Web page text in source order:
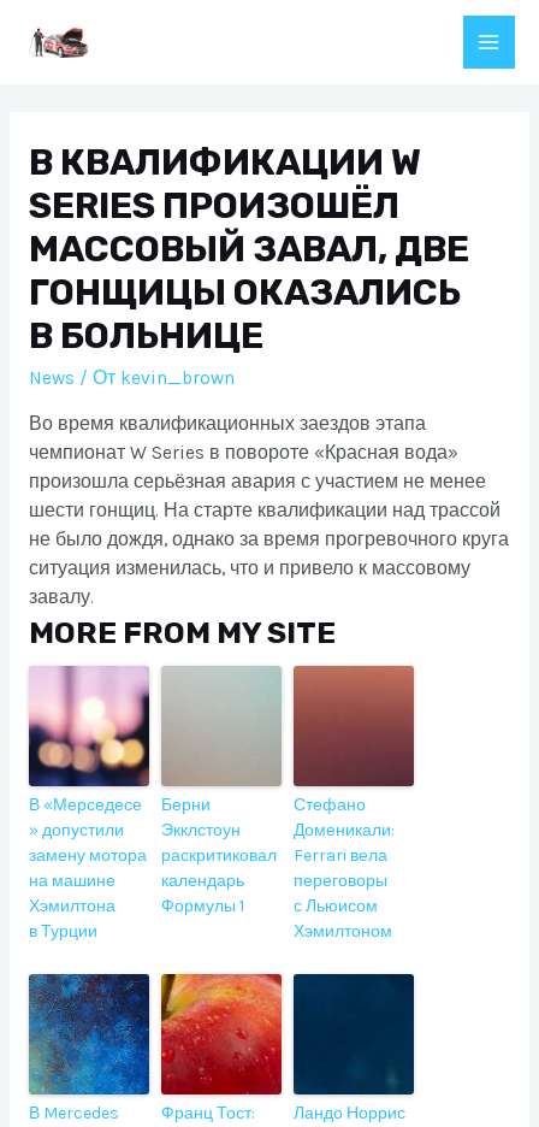
Main
В КВАЛИФИКАЦИИ W
SERIES ПРОИЗОШЁЛ
МАССОВЫЙ ЗАВАЛ, ДВЕ
ГОНЩИЦЫ ОКАЗАЛИСЬ
В БОЛЬНИЦЕ
News / От kevin_brown
Во время квалификационных заездов этапа
чемпионат W Series в повороте «Красная вода»
произошла серьёзная авария с участием не менее
шести гонщиц. На старте квалификации над трассой
не было дождя, однако за время прогревочного круга
ситуация изменилась, что и привело к массовому
завалу.
MORE FROM MY SITE
В «Мерседесе
» допустили
замену мотора
на машине
Хэмилтона
в Турции
Берни
Экклстоун
раскритиковал
календарь
Формулы 1
Стефано
Доменикали:
Ferrari вела
переговоры
с Льюисом
Хэмилтоном
В Mercedes
Франц Тост:
Ландо Норрис